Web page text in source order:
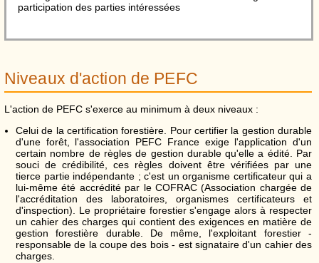
participation des parties intéressées
Niveaux d'action de PEFC
L'action de PEFC s'exerce au minimum à deux niveaux :
Celui de la certification forestière. Pour certifier la gestion durable
d'une forêt, l'association PEFC France exige l'application d'un
certain nombre de règles de gestion durable qu'elle a édité. Par
souci de crédibilité, ces règles doivent être vérifiées par une
tierce partie indépendante ; c'est un organisme certificateur qui a
lui-même été accrédité par le COFRAC (Association chargée de
l'accréditation des laboratoires, organismes certificateurs et
d'inspection). Le propriétaire forestier s'engage alors à respecter
un cahier des charges qui contient des exigences en matière de
gestion forestière durable. De même, l'exploitant forestier -
responsable de la coupe des bois - est signataire d'un cahier des
charges.